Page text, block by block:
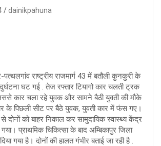
dainikpahuna
पत्थलगांव राष्ट्रीय राजमार्ग 43 में बतौली कुनकुरी के
घट गई . तेज रफ्तार टियागो कार चलती ट्रक
कार चला रहे युवक और सामने बैठी युवती की मौके
के पिछली सीट पर बैठे युवक, युवती कार में फंस गए।
से दोनों को बाहर निकाल कर सामुदायिक स्वास्थ्य केंद्र
गया। प्राथमिक चिकित्सा के बाद अम्बिकापुर जिला
गया है। दोनों की हालत गंभीर बताई जा रही है .